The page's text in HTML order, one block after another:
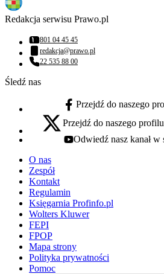
Redakcja serwisu Prawo.pl
Numer telefonu:
801 04 45 45
Adres email:
redakcja@prawo.pl
Numer telefonu:
22 535 88 00
Śledź nas
facebook - otwiera się w nowej
Przejdź do naszego
x - otwiera się w nowej karcie
Przejdź do naszego
youtube - otwiera się w nowej
Odwiedź nasz kanał w
O nas
Zespół
Kontakt
Regulamin
Księgarnia Profinfo.pl
Wolters Kluwer
FEPI
FPOP
Mapa strony
Polityka prywatności
Pomoc